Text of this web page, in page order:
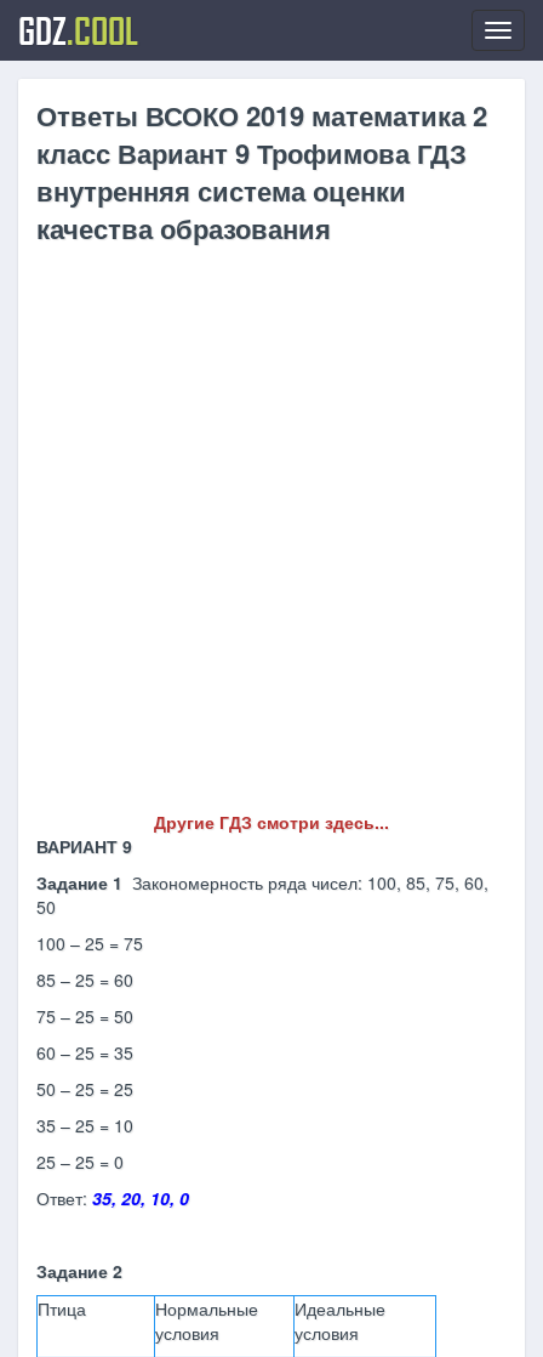
GDZ.COOL
Ответы ВСОКО 2019 математика 2
класс Вариант 9 Трофимова ГДЗ
внутренняя система оценки
качества образования
Другие ГДЗ смотри здесь...
ВАРИАНТ 9
Задание 1 Закономерность ряда чи­сел: 100, 85, 75, 60,
50
100 – 25 = 75
85 – 25 = 60
75 – 25 = 50
60 – 25 = 35
50 – 25 = 25
35 – 25 = 10
25 – 25 = 0
Ответ: 35, 20, 10, 0
Задание 2
Птица
Нормальные
условия
Идеальные
условия